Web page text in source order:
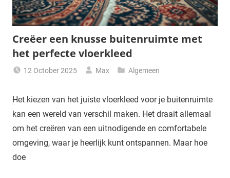
Creëer een knusse buitenruimte met
het perfecte vloerkleed
12 October 2025 Max Algemeen
Het kiezen van het juiste vloerkleed voor je buitenruimte
kan een wereld van verschil maken. Het draait allemaal
om het creëren van een uitnodigende en comfortabele
omgeving, waar je heerlijk kunt ontspannen. Maar hoe
doe